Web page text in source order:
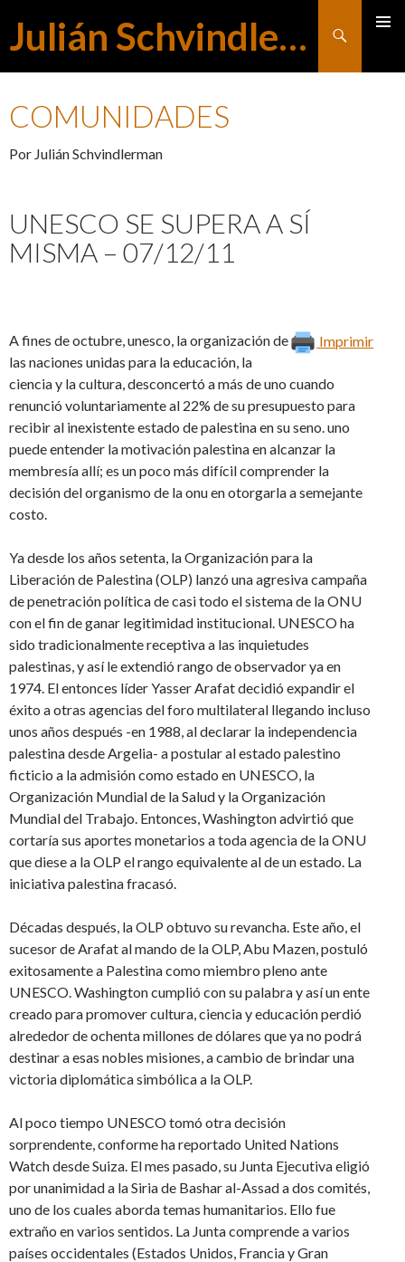
Julián Schvindlerman
Buscar
COMUNIDADES
Por Julián Schvindlerman
UNESCO SE SUPERA A SÍ
MISMA – 07/12/11
Imprimir
A fines de octubre, unesco, la organización de
las naciones unidas para la educación, la
ciencia y la cultura, desconcertó a más de uno cuando
renunció voluntariamente al 22% de su presupuesto para
recibir al inexistente estado de palestina en su seno. uno
puede entender la motivación palestina en alcanzar la
membresía allí; es un poco más difícil comprender la
decisión del organismo de la onu en otorgarla a semejante
costo.
Ya desde los años setenta, la Organización para la
Liberación de Palestina (OLP) lanzó una agresiva campaña
de penetración política de casi todo el sistema de la ONU
con el fin de ganar legitimidad institucional. UNESCO ha
sido tradicionalmente receptiva a las inquietudes
palestinas, y así le extendió rango de observador ya en
1974. El entonces líder Yasser Arafat decidió expandir el
éxito a otras agencias del foro multilateral llegando incluso
unos años después -en 1988, al declarar la independencia
palestina desde Argelia- a postular al estado palestino
ficticio a la admisión como estado en UNESCO, la
Organización Mundial de la Salud y la Organización
Mundial del Trabajo. Entonces, Washington advirtió que
cortaría sus aportes monetarios a toda agencia de la ONU
que diese a la OLP el rango equivalente al de un estado. La
iniciativa palestina fracasó.
Décadas después, la OLP obtuvo su revancha. Este año, el
sucesor de Arafat al mando de la OLP, Abu Mazen, postuló
exitosamente a Palestina como miembro pleno ante
UNESCO. Washington cumplió con su palabra y así un ente
creado para promover cultura, ciencia y educación perdió
alrededor de ochenta millones de dólares que ya no podrá
destinar a esas nobles misiones, a cambio de brindar una
victoria diplomática simbólica a la OLP.
Al poco tiempo UNESCO tomó otra decisión
sorprendente, conforme ha reportado United Nations
Watch desde Suiza. El mes pasado, su Junta Ejecutiva eligió
por unanimidad a la Siria de Bashar al-Assad a dos comités,
uno de los cuales aborda temas humanitarios. Ello fue
extraño en varios sentidos. La Junta comprende a varios
países occidentales (Estados Unidos, Francia y Gran